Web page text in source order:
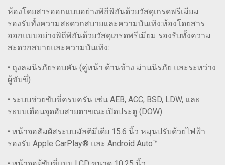
ห้องโดยสารออกแบบอย่างพิถีพิถันด้วยวัสดุเกรดพรีเมียม
รองรับทั้งความสะดวกสบายและความบันเทิง:ห้องโดยสาร
ออกแบบอย่างพิถีพิถันด้วยวัสดุเกรดพรีเมียม รองรับทั้งความ
สะดวกสบายและความบันเทิง:
• ถุงลมนิรภัยรอบคัน (คู่หน้า ด้านข้าง ม่านนิรภัย และระหว่าง
ผู้ขับขี่)
• ระบบช่วยขับขี่ครบครัน เช่น AEB, ACC, BSD, LDW, และ
ระบบเตือนจุดอับสายตาขณะเปิดประตู (DOW)
• หน้าจอสัมผัสระบบมัลติมีเดีย 15.6 นิ้ว หมุนปรับด้วยไฟฟ้า
รองรับ Apple CarPlay® และ Android Auto™